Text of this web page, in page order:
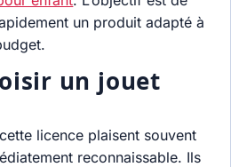
un produit adapté à
un jouet
licence plaisent souvent
reconnaissable. Ils